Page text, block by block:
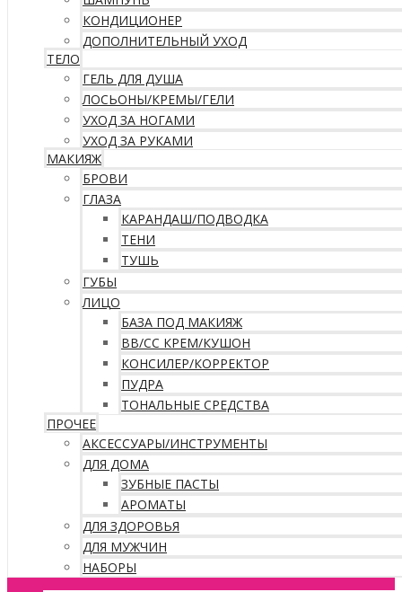
КОНДИЦИОНЕР
ДОПОЛНИТЕЛЬНЫЙ УХОД
ТЕЛО
ГЕЛЬ ДЛЯ ДУША
ЛОСЬОНЫ/КРЕМЫ/ГЕЛИ
УХОД ЗА НОГАМИ
УХОД ЗА РУКАМИ
МАКИЯЖ
БРОВИ
ГЛАЗА
КАРАНДАШ/ПОДВОДКА
ТЕНИ
ТУШЬ
ГУБЫ
ЛИЦО
БАЗА ПОД МАКИЯЖ
ВВ/CC КРЕМ/КУШОН
КОНСИЛЕР/КОРРЕКТОР
ПУДРА
ТОНАЛЬНЫЕ СРЕДСТВА
ПРОЧЕЕ
АКСЕССУАРЫ/ИНСТРУМЕНТЫ
ДЛЯ ДОМА
ЗУБНЫЕ ПАСТЫ
АРОМАТЫ
ДЛЯ ЗДОРОВЬЯ
ДЛЯ МУЖЧИН
НАБОРЫ